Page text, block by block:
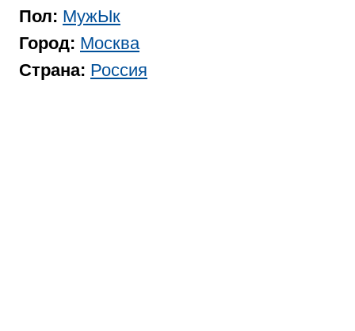
Пол: МужЫк
Город: Москва
Страна: Россия